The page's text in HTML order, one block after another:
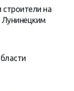
на
Лунинецким